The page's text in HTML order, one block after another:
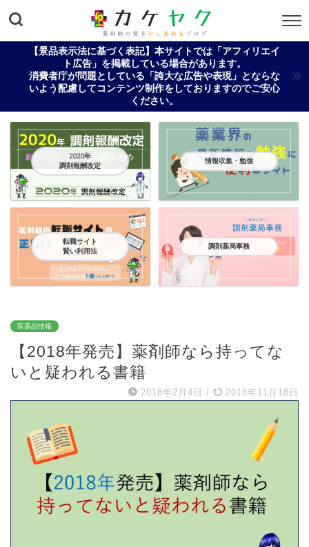
【景品表示法に基づく表記】本サイトでは「アフィリエイ
ト広告」を掲載している場合があります。
消費者庁が問題としている「誇大な広告や表現」とならな
いよう配慮してコンテンツ制作をしておりますのでご安心
ください。
2020年
調剤報酬改定
情報収集・勉強
転職サイト
賢い利用法
調剤薬局事務
医薬品情報
【2018年発売】薬剤師なら持ってな
いと疑われる書籍
2018年2月4日 / 2018年11月18日